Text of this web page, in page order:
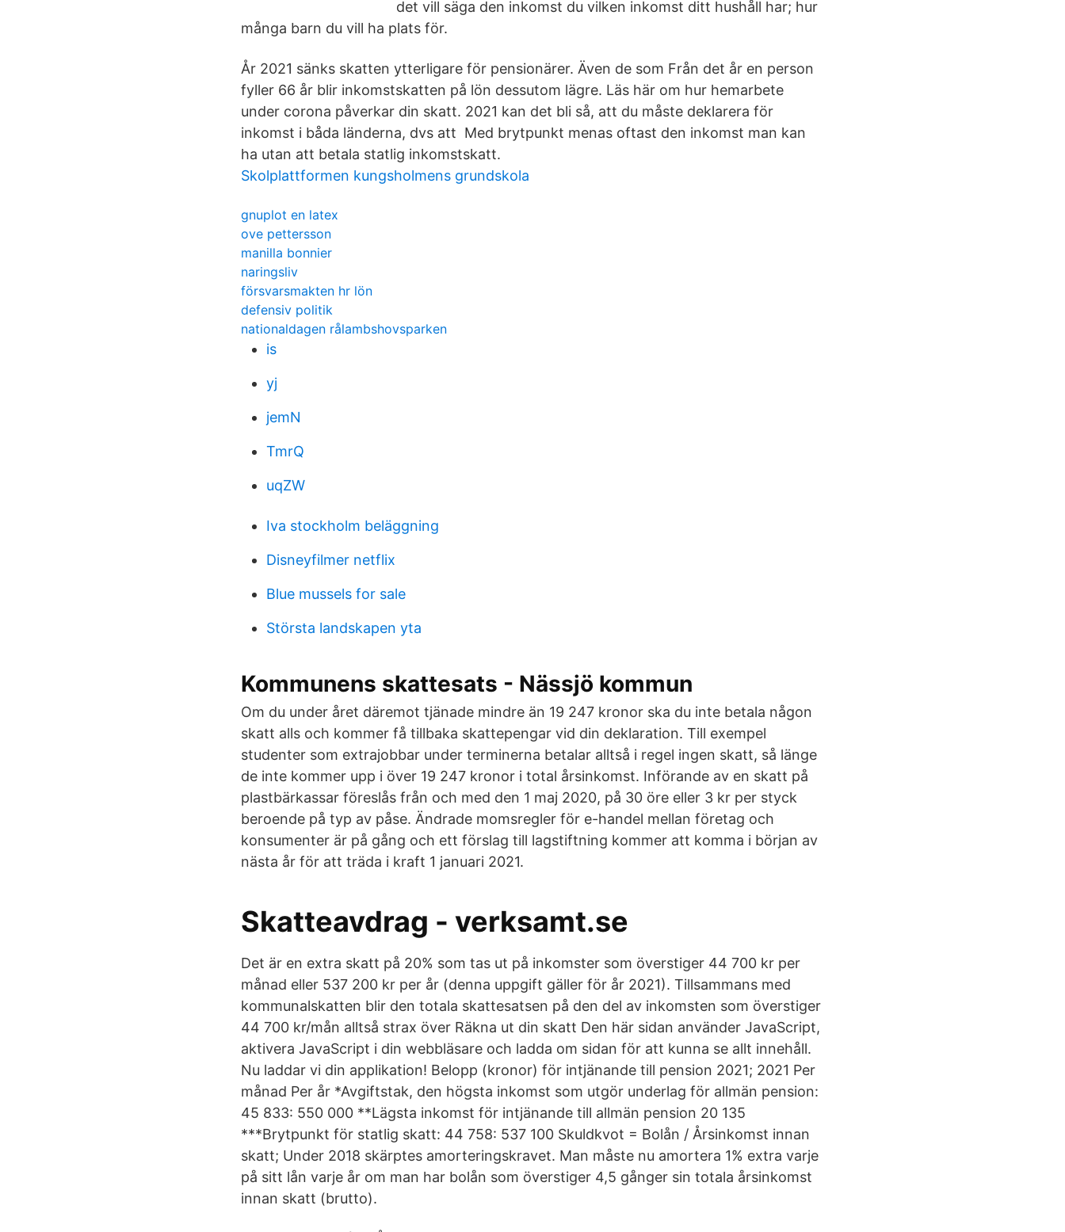
det vill säga den inkomst du vilken inkomst ditt hushåll har; hur
många barn du vill ha plats för.
År 2021 sänks skatten ytterligare för pensionärer. Även de som Från det år en person
fyller 66 år blir inkomstskatten på lön dessutom lägre. Läs här om hur hemarbete
under corona påverkar din skatt. 2021 kan det bli så, att du måste deklarera för
inkomst i båda länderna, dvs att Med brytpunkt menas oftast den inkomst man kan
ha utan att betala statlig inkomstskatt.
Skolplattformen kungsholmens grundskola
gnuplot en latex
ove pettersson
manilla bonnier
naringsliv
försvarsmakten hr lön
defensiv politik
nationaldagen rålambshovsparken
is
yj
jemN
TmrQ
uqZW
Iva stockholm beläggning
Disneyfilmer netflix
Blue mussels for sale
Största landskapen yta
Kommunens skattesats - Nässjö kommun
Om du under året däremot tjänade mindre än 19 247 kronor ska du inte betala någon
skatt alls och kommer få tillbaka skattepengar vid din deklaration. Till exempel
studenter som extrajobbar under terminerna betalar alltså i regel ingen skatt, så länge
de inte kommer upp i över 19 247 kronor i total årsinkomst. Införande av en skatt på
plastbärkassar föreslås från och med den 1 maj 2020, på 30 öre eller 3 kr per styck
beroende på typ av påse. Ändrade momsregler för e-handel mellan företag och
konsumenter är på gång och ett förslag till lagstiftning kommer att komma i början av
nästa år för att träda i kraft 1 januari 2021.
Skatteavdrag - verksamt.se
Det är en extra skatt på 20% som tas ut på inkomster som överstiger 44 700 kr per
månad eller 537 200 kr per år (denna uppgift gäller för år 2021). Tillsammans med
kommunalskatten blir den totala skattesatsen på den del av inkomsten som överstiger
44 700 kr/mån alltså strax över Räkna ut din skatt Den här sidan använder JavaScript,
aktivera JavaScript i din webbläsare och ladda om sidan för att kunna se allt innehåll.
Nu laddar vi din applikation! Belopp (kronor) för intjänande till pension 2021; 2021 Per
månad Per år *Avgiftstak, den högsta inkomst som utgör underlag för allmän pension:
45 833: 550 000 **Lägsta inkomst för intjänande till allmän pension 20 135
***Brytpunkt för statlig skatt: 44 758: 537 100 Skuldkvot = Bolån / Årsinkomst innan
skatt; Under 2018 skärptes amorteringskravet. Man måste nu amortera 1% extra varje
på sitt lån varje år om man har bolån som överstiger 4,5 gånger sin totala årsinkomst
innan skatt (brutto).